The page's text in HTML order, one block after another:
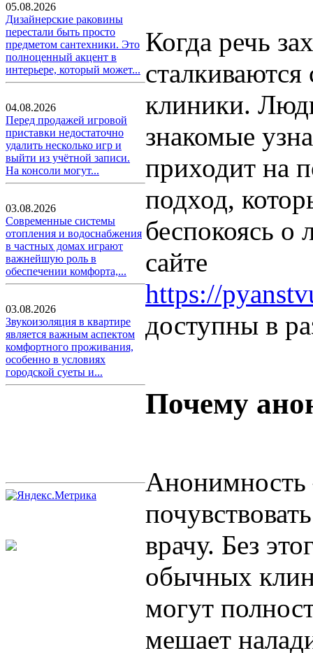
05.08.2026
Дизайнерские раковины
перестали быть просто
предметом сантехники. Это
полноценный акцент в
интерьере, который может...
04.08.2026
Перед продажей игровой
приставки недостаточно
удалить несколько игр и
выйти из учётной записи.
На консоли могут...
03.08.2026
Современные системы
отопления и водоснабжения
в частных домах играют
важнейшую роль в
обеспечении комфорта,...
03.08.2026
Звукоизоляция в квартире
является важным аспектом
комфортного проживания,
особенно в условиях
городской суеты и...
Когда речь
клиники.
знакомые
приходит на
подход,
беспокоясь
сайте
https://
доступны в
Почему
Анонимность
врачу. Без
обычных
могут
мешает